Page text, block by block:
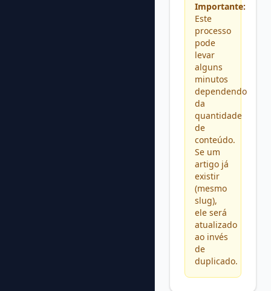
Importante:
Este
processo
pode
levar
alguns
minutos
dependendo
da
quantidade
de
conteúdo.
Se um
artigo já
existir
(mesmo
slug),
ele será
atualizado
ao invés
de
duplicado.